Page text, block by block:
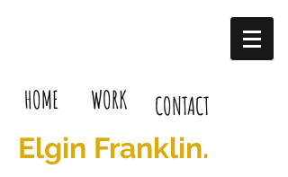
HOME WORK CONTACT
Elgin Franklin.